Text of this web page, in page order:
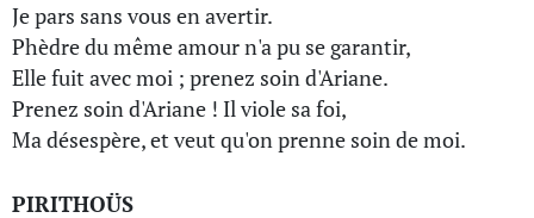
Je pars sans vous en avertir.
Phèdre du même amour n'a pu se garantir,
Elle fuit avec moi ; prenez soin d'Ariane.
Prenez soin d'Ariane ! Il viole sa foi,
Ma désespère, et veut qu'on prenne soin de moi.
PIRITHOÜS